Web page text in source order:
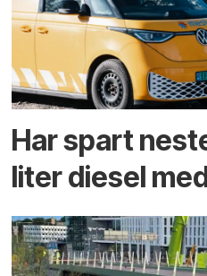
Har spart
liter diesel